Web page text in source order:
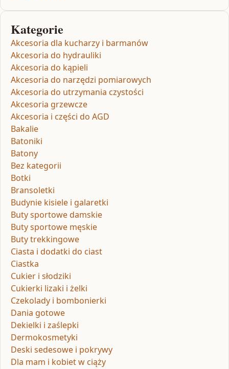
Kategorie
Akcesoria dla kucharzy i barmanów
Akcesoria do hydrauliki
Akcesoria do kąpieli
Akcesoria do narzędzi pomiarowych
Akcesoria do utrzymania czystości
Akcesoria grzewcze
Akcesoria i części do AGD
Bakalie
Batoniki
Batony
Bez kategorii
Botki
Bransoletki
Budynie kisiele i galaretki
Buty sportowe damskie
Buty sportowe męskie
Buty trekkingowe
Ciasta i dodatki do ciast
Ciastka
Cukier i słodziki
Cukierki lizaki i żelki
Czekolady i bombonierki
Dania gotowe
Dekielki i zaślepki
Dermokosmetyki
Deski sedesowe i pokrywy
Dla mam i kobiet w ciąży